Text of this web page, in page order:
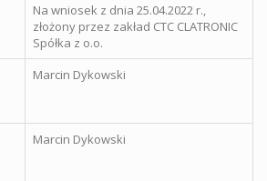
Na wniosek z dnia 25.04.2022 r.,
złożony przez zakład CTC CLATRONIC
Spółka z o.o.
Marcin Dykowski
Marcin Dykowski